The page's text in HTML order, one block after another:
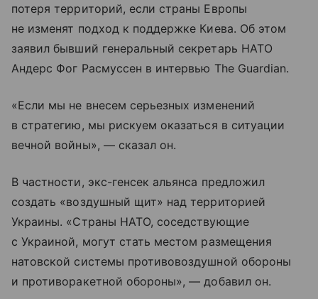
потеря территорий, если страны Европы
не изменят подход к поддержке Киева. Об этом
заявил бывший генеральный секретарь НАТО
Андерс Фог Расмуссен в интервью The Guardian.
«Если мы не внесем серьезных изменений
в стратегию, мы рискуем оказаться в ситуации
вечной войны», — сказал он.
В частности, экс-генсек альянса предложил
создать «воздушный щит» над территорией
Украины. «Страны НАТО, соседствующие
с Украиной, могут стать местом размещения
натовской системы противовоздушной обороны
и противоракетной обороны», — добавил он.